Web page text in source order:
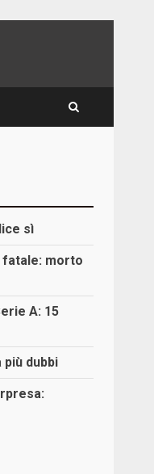
sì
fatale: morto
A: 15
più dubbi